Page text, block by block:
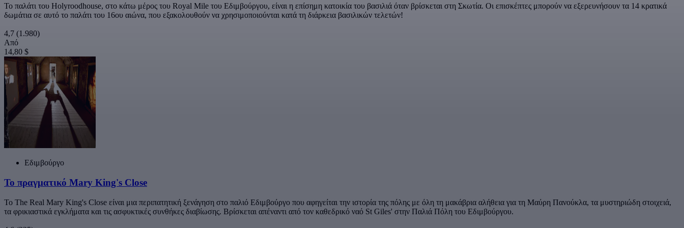
Το παλάτι του Holyroodhouse, στο κάτω μέρος του Royal Mile του Εδιμβούργου, είναι η επίσημη κατοικία του βασιλιά όταν βρίσκεται στη Σκωτία. Οι επισκέπτες μπορούν να εξερευνήσουν τα 14 κρατικά
δωμάτια σε αυτό το παλάτι του 16ου αιώνα, που εξακολουθούν να χρησιμοποιούνται κατά τη διάρκεια βασιλικών τελετών!
4,7 (1.980)
Από
14,80 $
Εδιμβούργο
Το πραγματικό Mary King's Close
Το The Real Mary King's Close είναι μια περιπατητική ξενάγηση στο παλιό Εδιμβούργο που αφηγείται την ιστορία της πόλης με όλη τη μακάβρια αλήθεια για τη Μαύρη Πανούκλα, τα μυστηριώδη στοιχειά,
τα φρικιαστικά εγκλήματα και τις ασφυκτικές συνθήκες διαβίωσης. Βρίσκεται απέναντι από τον καθεδρικό ναό St Giles' στην Παλιά Πόλη του Εδιμβούργου.